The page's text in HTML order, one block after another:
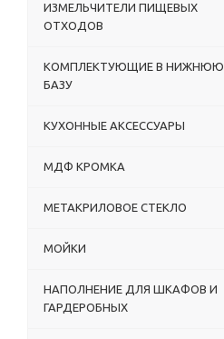
ИЗМЕЛЬЧИТЕЛИ ПИЩЕВЫХ
ОТХОДОВ
КОМПЛЕКТУЮЩИЕ В НИЖНЮЮ
БАЗУ
КУХОННЫЕ АКСЕССУАРЫ
МДФ КРОМКА
МЕТАКРИЛОВОЕ СТЕКЛО
МОЙКИ
НАПОЛНЕНИЕ ДЛЯ ШКАФОВ И
ГАРДЕРОБНЫХ